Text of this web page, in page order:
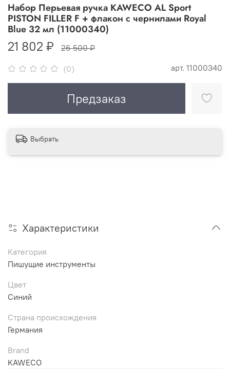
(0) арт. 11000340
Набор Перьевая ручка KAWECO AL Sport
PISTON FILLER F + флакон с чернилами Royal
Blue 32 мл (11000340)
21 802 ₽ 26 500 ₽
Предзаказ
Выбрать
Характеристики
Категория
Пишущие инструменты
Цвет
Синий
Страна происхождения
Германия
Brand
KAWECO